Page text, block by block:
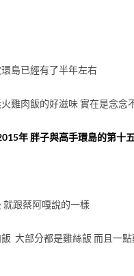
島已經有了半年左右
雞肉飯的好滋味 實在是念念
年 胖子與高手環島的第十
就跟蔡阿嘎說的一樣
大部分都是雞絲飯 而且一